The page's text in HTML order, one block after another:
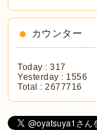
カウンター
Today :317
Yesterday : 1556
Total :2677716